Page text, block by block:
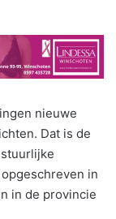
nieuwe
Dat is de
in
in de provincie